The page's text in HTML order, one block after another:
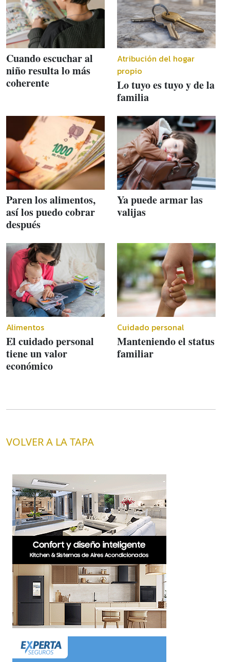
Cuando escuchar al
niño resulta lo más
coherente
Atribución del hogar
propio
Lo tuyo es tuyo y de la
familia
Paren los alimentos,
así los puedo cobrar
después
Ya puede armar las
valijas
Alimentos
El cuidado personal
tiene un valor
económico
Cuidado personal
Manteniendo el status
familiar
VOLVER A LA TAPA